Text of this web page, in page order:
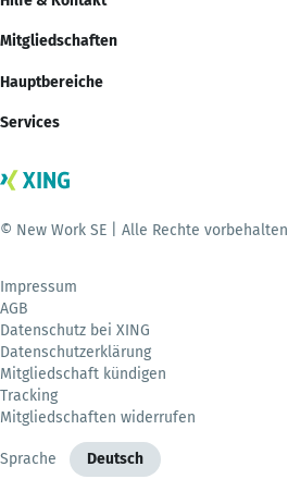
Mitgliedschaften
Hauptbereiche
Services
© New Work SE | Alle Rechte vorbehalten
Impressum
AGB
Datenschutz bei XING
Datenschutzerklärung
Mitgliedschaft kündigen
Tracking
Mitgliedschaften widerrufen
Sprache Deutsch